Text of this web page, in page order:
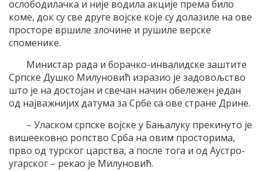
ослободилачка и није водила акције према било
коме, док су све друге војске које су долазиле на ове
просторе вршиле злочине и рушиле верске
споменике.
Министар рада и борачко-инвалидске заштите
Српске Душко Милуновић изразио је задовољство
што је на достојан и свечан начин обележен један
од најважнијих датума за Србе са ове стране Дрине.
– Уласком српске војске у Бањалуку прекинуто је
вишеековно ропство Срба на овим просторима,
прво од турског царства, а после тога и од Аустро-
угарског – рекао је Милуновић.